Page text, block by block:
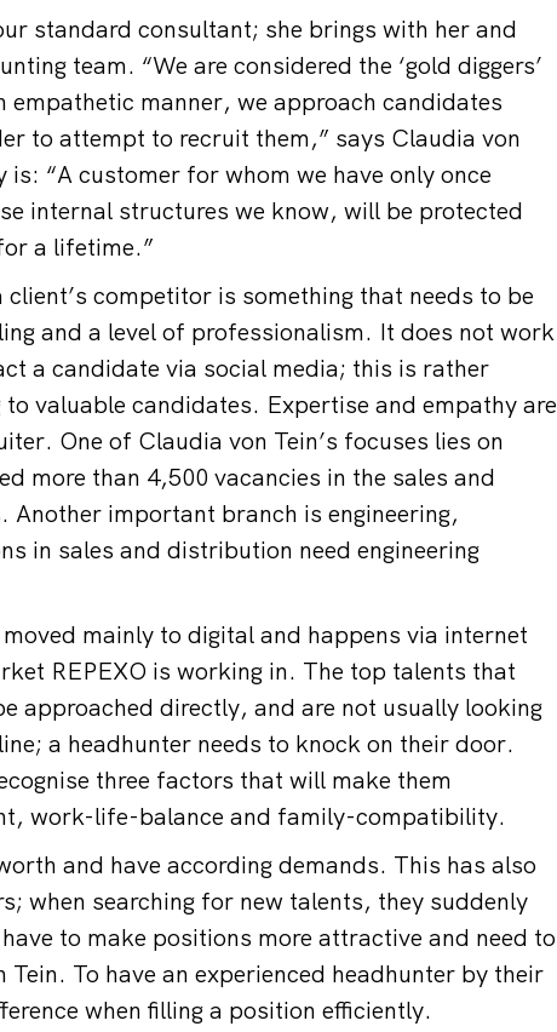
standard consultant; she brings with her and
team. “We are considered the ‘gold diggers’
empathetic manner, we approach candidates
to attempt to recruit them,” says Claudia von
is: “A customer for whom we have only once
internal structures we know, will be protected
a lifetime.”
competitor is something that needs to be
and a level of professionalism. It does not work
a candidate via social media; this is rather
valuable candidates. Expertise and empathy are
One of Claudia von Tein’s focuses lies on
more than 4,500 vacancies in the sales and
Another important branch is engineering,
in sales and distribution need engineering
mainly to digital and happens via internet
REPEXO is working in. The top talents that
approached directly, and are not usually looking
a headhunter needs to knock on their door.
three factors that will make them
work-life-balance and family-compatibility.
and have according demands. This has also
when searching for new talents, they suddenly
to make positions more attractive and need to
To have an experienced headhunter by their
when filling a position efficiently.